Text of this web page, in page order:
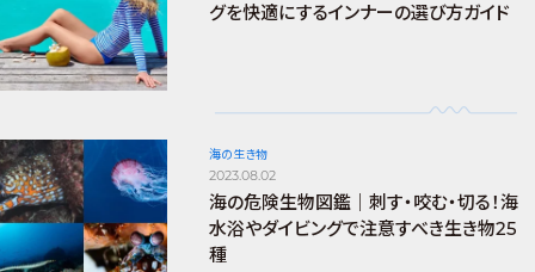
グを快適にするインナーの選び方ガイド
海の生き物
2023.08.02
海の危険生物図鑑｜刺す・咬む・切る！海
水浴やダイビングで注意すべき生き物25
種